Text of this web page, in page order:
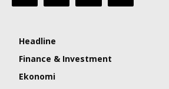
Headline
Finance & Investment
Ekonomi